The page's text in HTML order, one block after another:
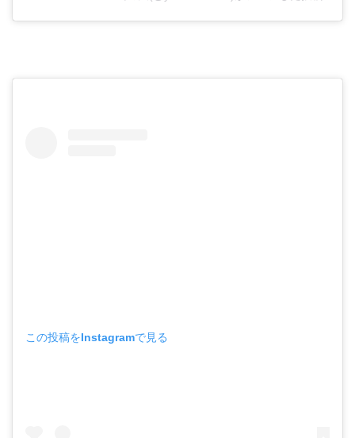
この投稿をInstagramで見る